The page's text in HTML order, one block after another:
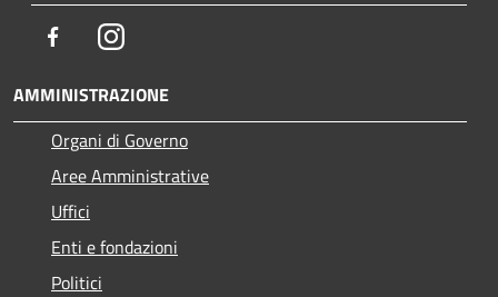
FacebookInstagram
AMMINISTRAZIONE
Organi di Governo
Aree Amministrative
Uffici
Enti e fondazioni
Politici